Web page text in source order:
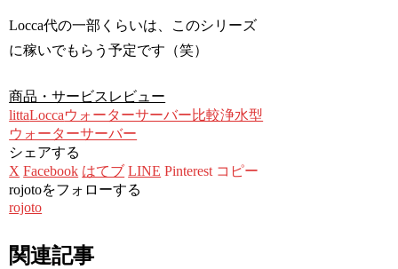
Locca代の一部くらいは、このシリーズ
に稼いでもらう予定です（笑）
商品・サービスレビュー
littaLoccaウォーターサーバー比較浄水型
ウォーターサーバー
シェアする
X Facebook はてブ LINE Pinterest コピー
rojotoをフォローする
rojoto
関連記事